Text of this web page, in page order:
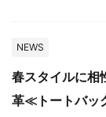
NEWS
春スタイルに相
革≪トートバッ